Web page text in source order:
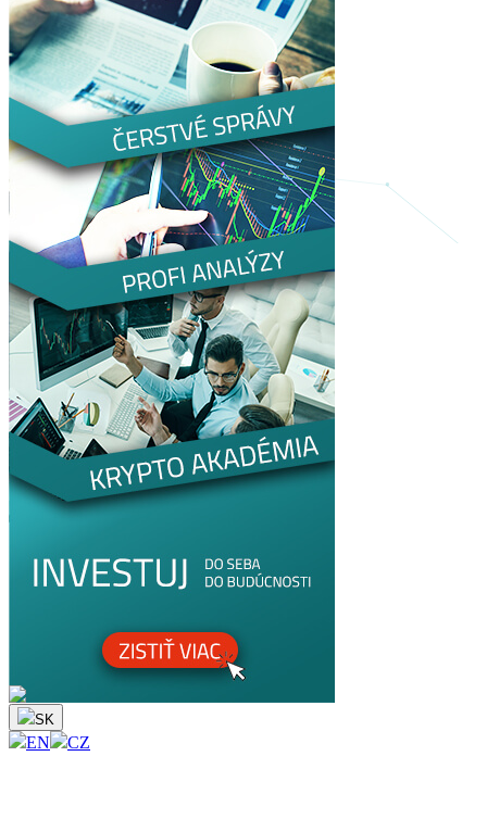
PRIHLÁSENIE/REGISTRÁCIA
EN
CZ
Prihlásenie
Zabudnutý e-mail/heslo
PRIHLÁSENIE
DOLLERO WALLET
DOLLERO WALLET
DOLLERO ACADEMY
SK
EN CZ